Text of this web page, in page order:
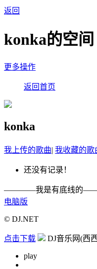
返回
konka的空间
更多操作
返回首页
konka
我上传的歌曲| 我收藏的歌
还没有记录！
————我是有底线的
电脑版
© DJ.NET
点击下载 DJ音乐网(西
play